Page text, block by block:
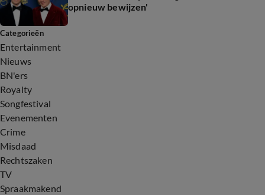
opnieuw bewijzen'
Categorieën
Entertainment
Nieuws
BN'ers
Royalty
Songfestival
Evenementen
Crime
Misdaad
Rechtszaken
TV
Spraakmakend